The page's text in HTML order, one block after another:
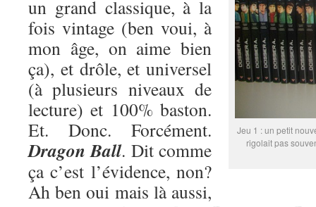
Jeu 1 : un petit
rigolait pas
un grand classique, à la
fois vintage (ben voui, à
mon âge, on aime bien
ça), et drôle, et universel
(à plusieurs niveaux de
lecture) et 100% baston.
Et. Donc. Forcément.
Dragon Ball. Dit comme
ça c’est l’évidence, non?
Ah ben oui mais là aussi,